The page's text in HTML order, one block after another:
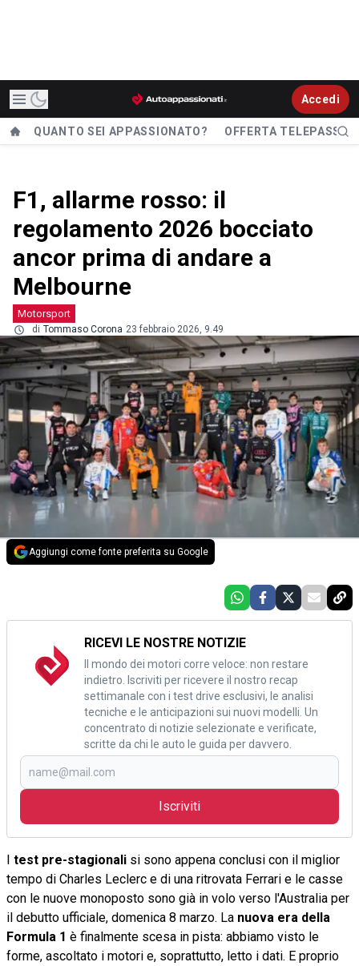
Accedi
QUANTO SEI APPASSIONATO? OFFERTA TELEPASS
F1, allarme rosso: il
regolamento 2026 bocciato
ancor prima di andare a
Melbourne
Motorsport
di Tommaso Corona 23 febbraio 2026, 9.49
Aggiungi come fonte preferita su Google
RICEVI LE NOSTRE NOTIZIE
Il mondo dei motori corre veloce: non restare
indietro. Iscriviti per ricevere il nostro recap
settimanale con i test drive esclusivi, le analisi
tecniche e le anticipazioni sui nuovi modelli. Un
concentrato di notizie selezionate e verificate,
scritte da chi le auto le guida per davvero.
Iscriviti
I test pre-stagionali si sono appena conclusi con il miglior
tempo di Charles Leclerc e di una ritrovata Ferrari e le casse
con le nuove monoposto sono già in volo verso l'Australia per
il debutto ufficiale, domenica 8 marzo. La nuova era della
Formula 1 è finalmente scesa in pista: abbiamo visto le
forme, ascoltato i motori e, soprattutto, letto i dati. E proprio